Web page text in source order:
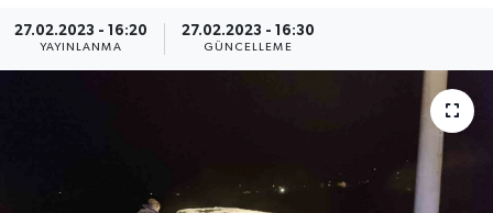
27.02.2023 - 16:20
YAYINLANMA
27.02.2023 - 16:30
GÜNCELLEME